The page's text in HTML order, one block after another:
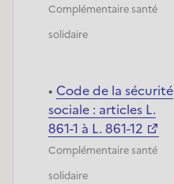
Complémentaire santé
solidaire
Code de la sécurité
sociale : articles L.
861-1 à L. 861-12
Complémentaire santé
solidaire